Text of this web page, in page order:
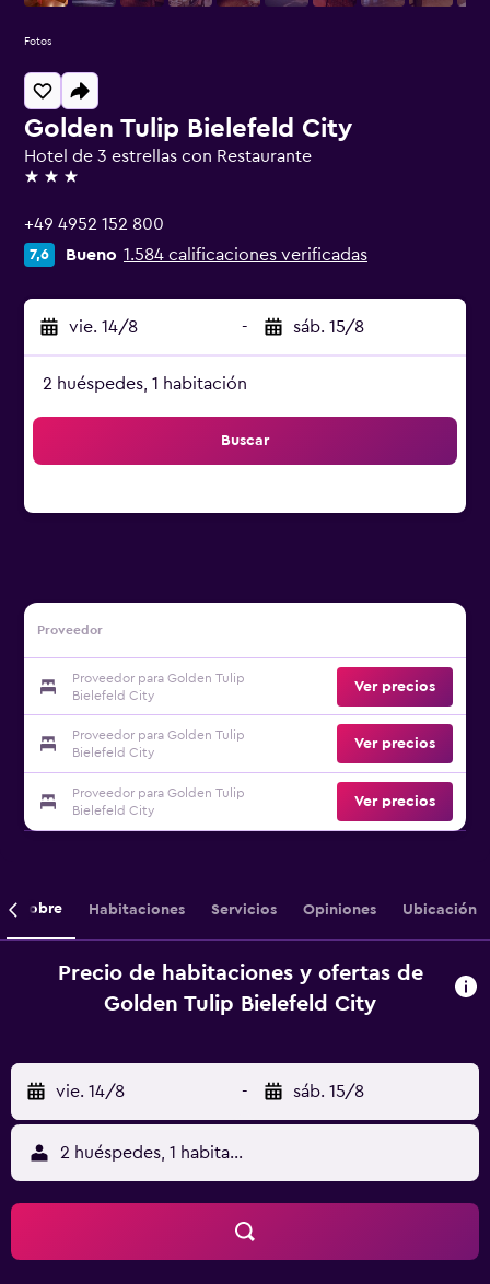
Golden Tulip Bielefeld City
Hotel de 3 estrellas con Restaurante
3 estrellas
+49 4952 152 800
7,6 Bueno 1.584 calificaciones verificadas
vie. 14/8 - sáb. 15/8
2 huéspedes, 1 habitación
Buscar
Proveedor
Proveedor para Golden Tulip
Bielefeld City
Ver precios
Proveedor para Golden Tulip
Bielefeld City
Ver precios
Proveedor para Golden Tulip
Bielefeld City
Ver precios
Fotos
Sobre Habitaciones Servicios Opiniones Ubicación
Precio de habitaciones y ofertas de
Golden Tulip Bielefeld City
vie. 14/8 - sáb. 15/8
2 huéspedes, 1 habitación